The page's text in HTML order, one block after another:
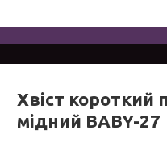
Хвіст короткий
мідний BABY-27